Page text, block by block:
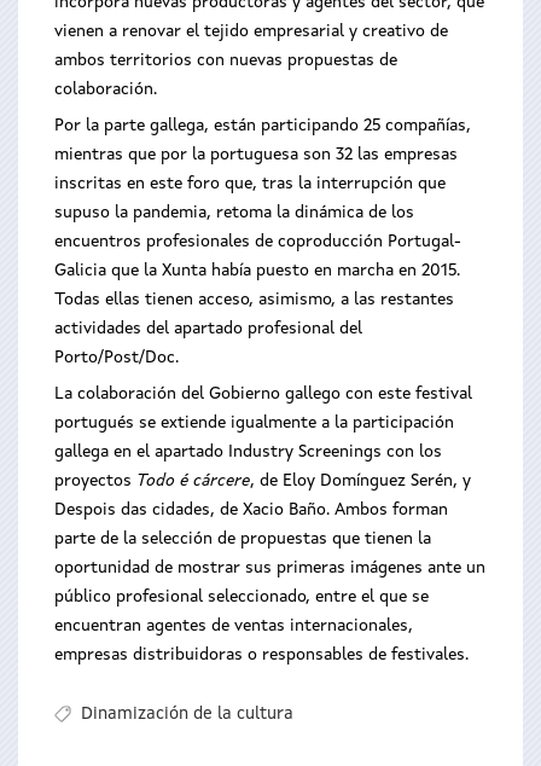
vienen a renovar el tejido empresarial y creativo de
ambos territorios con nuevas propuestas de
colaboración.
Por la parte gallega, están participando 25 compañías,
mientras que por la portuguesa son 32 las empresas
inscritas en este foro que, tras la interrupción que
supuso la pandemia, retoma la dinámica de los
encuentros profesionales de coproducción Portugal-
Galicia que la Xunta había puesto en marcha en 2015.
Todas ellas tienen acceso, asimismo, a las restantes
actividades del apartado profesional del
Porto/Post/Doc.
La colaboración del Gobierno gallego con este festival
portugués se extiende igualmente a la participación
gallega en el apartado Industry Screenings con los
proyectos Todo é cárcere, de Eloy Domínguez Serén, y
Despois das cidades, de Xacio Baño. Ambos forman
parte de la selección de propuestas que tienen la
oportunidad de mostrar sus primeras imágenes ante un
público profesional seleccionado, entre el que se
encuentran agentes de ventas internacionales,
empresas distribuidoras o responsables de festivales.
Dinamización de la cultura